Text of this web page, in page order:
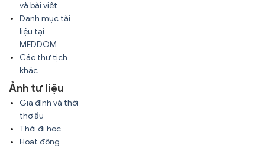
và bài viết
Danh mục tài
liệu tại
MEDDOM
Các thư tịch
khác
Ảnh tư liệu
Gia đình và thời
thơ ấu
Thời đi học
Hoạt động